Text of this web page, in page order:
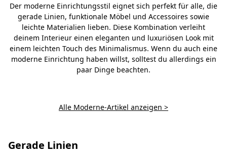
Der moderne Einrichtungsstil eignet sich perfekt für alle, die
gerade Linien, funktionale Möbel und Accessoires sowie
leichte Materialien lieben. Diese Kombination verleiht
deinem Interieur einen eleganten und luxuriösen Look mit
einem leichten Touch des Minimalismus. Wenn du auch eine
moderne Einrichtung haben willst, solltest du allerdings ein
paar Dinge beachten.
Alle Moderne-Artikel anzeigen >
Gerade Linien